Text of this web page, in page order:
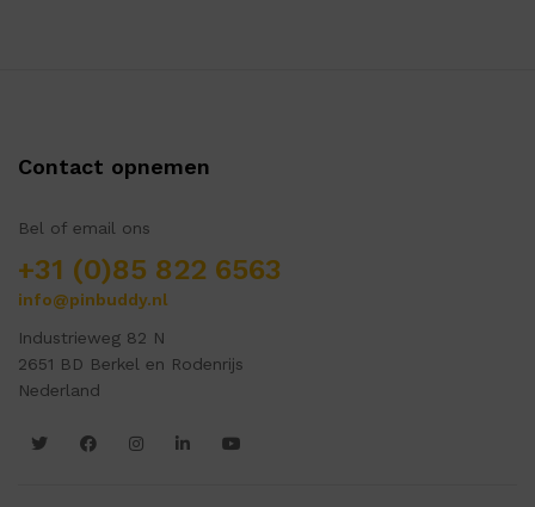
Contact opnemen
Bel of email ons
+31 (0)85 822 6563
info@pinbuddy.nl
Industrieweg 82 N
2651 BD Berkel en Rodenrijs
Nederland